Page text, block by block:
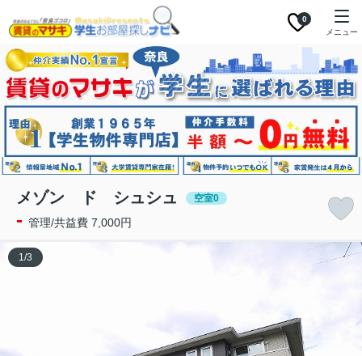
0
メニュー
メゾン ド シュシュ 空室0
- 管理/共益費 7,000円
1/3